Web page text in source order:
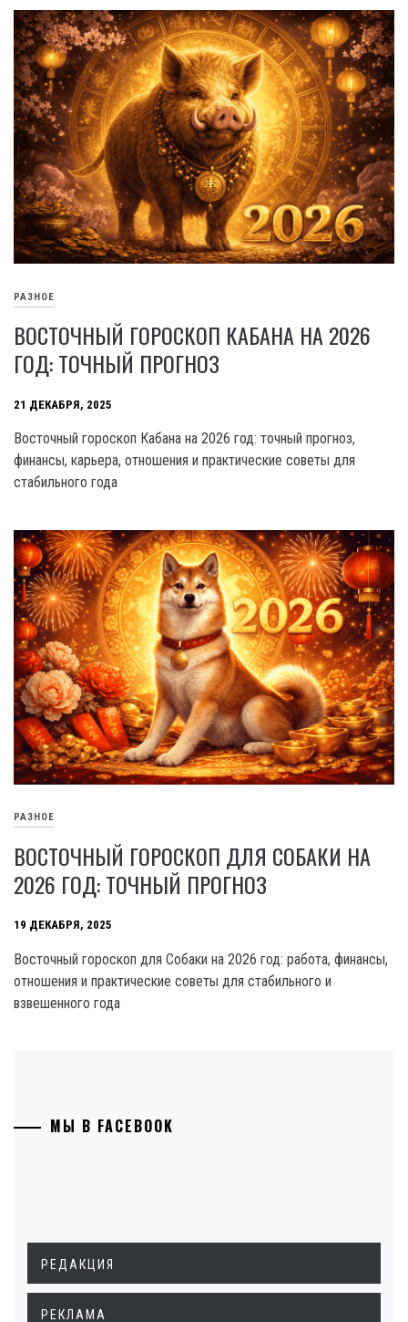
РАЗНОЕ
ВОСТОЧНЫЙ ГОРОСКОП КАБАНА НА 2026
ГОД: ТОЧНЫЙ ПРОГНОЗ
21 ДЕКАБРЯ, 2025
Восточный гороскоп Кабана на 2026 год: точный прогноз,
финансы, карьера, отношения и практические советы для
стабильного года
РАЗНОЕ
ВОСТОЧНЫЙ ГОРОСКОП ДЛЯ СОБАКИ НА
2026 ГОД: ТОЧНЫЙ ПРОГНОЗ
19 ДЕКАБРЯ, 2025
Восточный гороскоп для Собаки на 2026 год: работа, финансы,
отношения и практические советы для стабильного и
взвешенного года
МЫ В FACEBOOK
РЕДАКЦИЯ
РЕКЛАМА